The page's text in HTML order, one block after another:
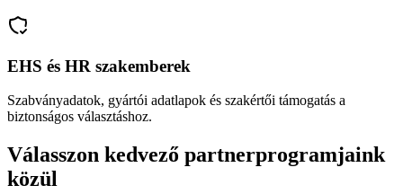
EHS és HR szakemberek
Szabványadatok, gyártói adatlapok és szakértői támogatás a
biztonságos választáshoz.
Válasszon kedvező partnerprogramjaink
közül